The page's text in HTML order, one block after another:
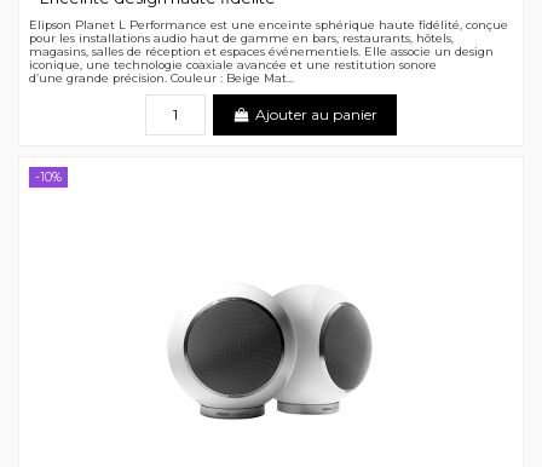
Elipson Planet L Performance est une enceinte sphérique haute fidélité, conçue
pour les installations audio haut de gamme en bars, restaurants, hôtels,
magasins, salles de réception et espaces événementiels. Elle associe un design
iconique, une technologie coaxiale avancée et une restitution sonore
d’une grande précision. Couleur : Beige Mat...
Ajouter au panier
-10%